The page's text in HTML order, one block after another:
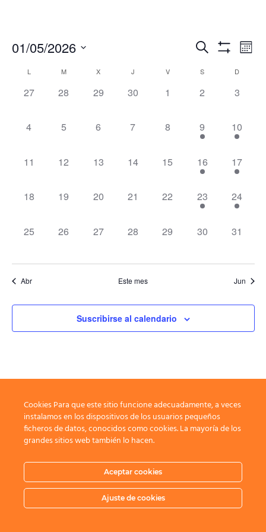
búsqueda
y
de
Eventos
Buscar
de
Mes
01/05/2026
fecha.
Calendario
de
L M X J V S D
0
27
0
28
0
29
0
30
0
1
0
2
0
3
0
4
0
5
0
6
0
7
0
8
1
evento,
9
1
evento,
10
0
11
0
12
0
13
0
14
0
15
1
evento,
16
1
evento,
17
0
18
0
19
0
20
0
21
0
22
2
eventos,
23
2
24
0
25
0
26
0
27
0
28
0
29
0
30
0
31
Abr Este mes Jun
Suscribirse al calendario
Cookies Para que este sitio funcione adecuadamente, a veces
instalamos en los dispositivos de los usuarios pequeños
ficheros de datos, conocidos como cookies. La mayoría de los
grandes sitios web también lo hacen.
Aceptar cookies
Ajuste de cookies